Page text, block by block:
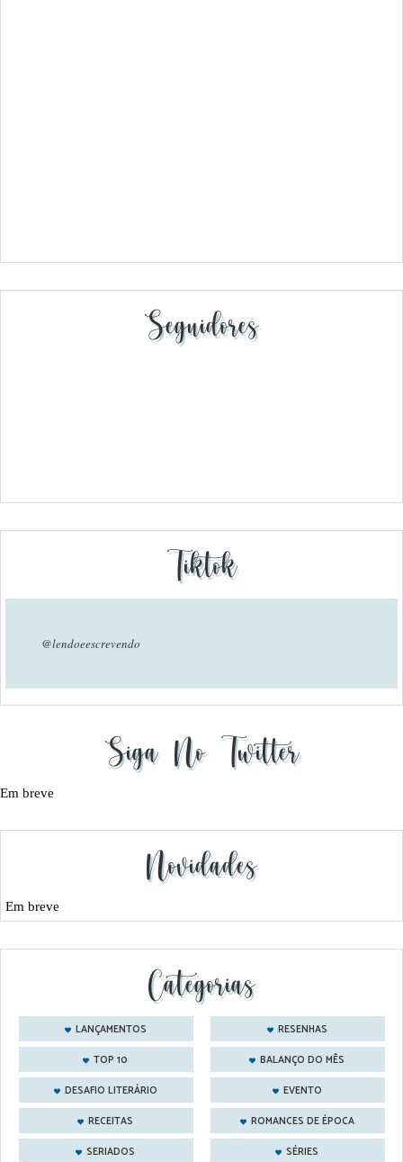
Seguidores
Tiktok
@lendoeescrevendo
Siga No Twitter
Em breve
Novidades
Em breve
Categorias
LANÇAMENTOS
RESENHAS
TOP 10
BALANÇO DO MÊS
DESAFIO LITERÁRIO
EVENTO
RECEITAS
ROMANCES DE ÉPOCA
SERIADOS
SÉRIES